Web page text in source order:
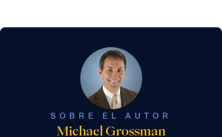
SOBRE EL AUTOR
Michael Grossman